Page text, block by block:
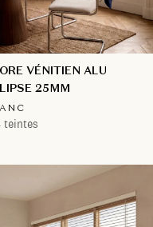
VÉNITIEN ALU
25MM
teintes